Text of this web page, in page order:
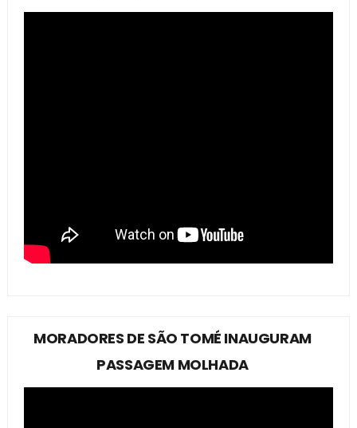
MORADORES DE SÃO TOMÉ INAUGURAM
PASSAGEM MOLHADA